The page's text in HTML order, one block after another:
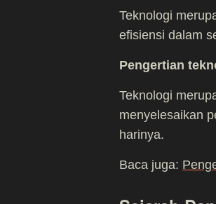
Teknologi
efisiensi dalam
Pengertian
Teknologi
menyelesaikan
harinya.
Baca juga: